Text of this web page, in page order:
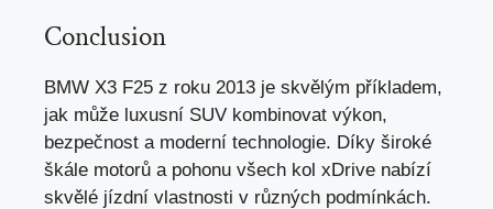
Conclusion
BMW X3 F25 z roku 2013 je skvělým příkladem,
jak může luxusní SUV kombinovat výkon,
bezpečnost a moderní technologie. Díky široké
škále motorů a pohonu všech kol xDrive nabízí
skvělé jízdní vlastnosti v různých podmínkách.